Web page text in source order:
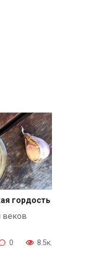
гордость
веков
0 8.5к.